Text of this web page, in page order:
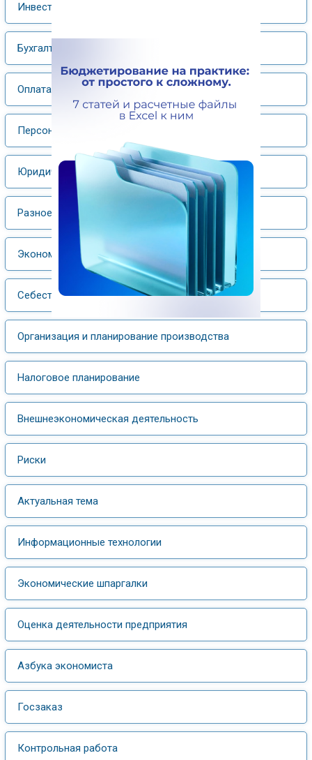
Инвестиции
Бухгалтерский учет, налогообложение
Оплата труда
Персонал
Юридический практикум
Разное
Экономика отрасли
Себестоимость и ценообразование
Организация и планирование производства
Налоговое планирование
Внешнеэкономическая деятельность
Риски
Актуальная тема
Информационные технологии
Экономические шпаргалки
Оценка деятельности предприятия
Азбука экономиста
Госзаказ
Контрольная работа